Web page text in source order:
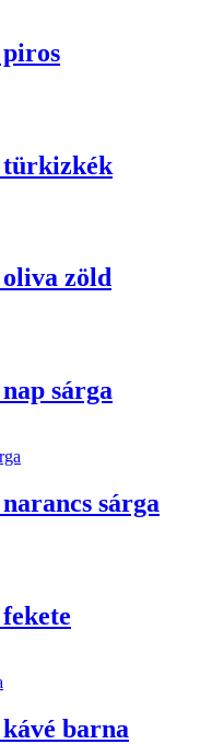
türkizkék
zöld
sárga
sárga
barna